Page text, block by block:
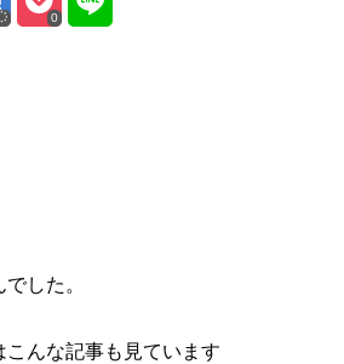
0
した。
こんな記事も見ています